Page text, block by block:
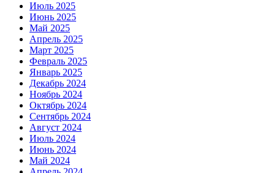
Июль 2025
Июнь 2025
Май 2025
Апрель 2025
Март 2025
Февраль 2025
Январь 2025
Декабрь 2024
Ноябрь 2024
Октябрь 2024
Сентябрь 2024
Август 2024
Июль 2024
Июнь 2024
Май 2024